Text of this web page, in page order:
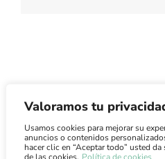
Valoramos tu
Usamos cookies para mejorar su
anuncios o contenidos
hacer clic en “Aceptar todo” usted
Atención al Cliente·
Venta·